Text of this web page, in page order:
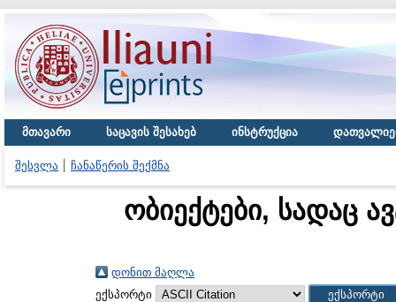
მთავარი საცავის შესახებ ინსტრუქცია
შესვლა ჩანაწერის შექმნა
ობიექტები, სადაც
დონით მაღლა
ექსპორტი